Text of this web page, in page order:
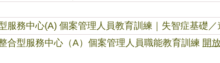
服務中心(A) 個案管理人員教育訓練｜失智症基礎
合型服務中心（A）個案管理人員職能教育訓練 開